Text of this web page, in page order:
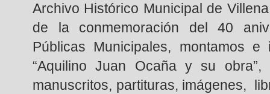
Archivo Histórico Municipal de
de la conmemoración del 40
Públicas Municipales, montamos
“Aquilino Juan Ocaña y su
manuscritos, partituras, imágenes,